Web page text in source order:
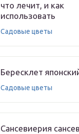
что лечит, и как
использовать
Садовые цветы
Бересклет
Садовые цветы
Сансевиерия